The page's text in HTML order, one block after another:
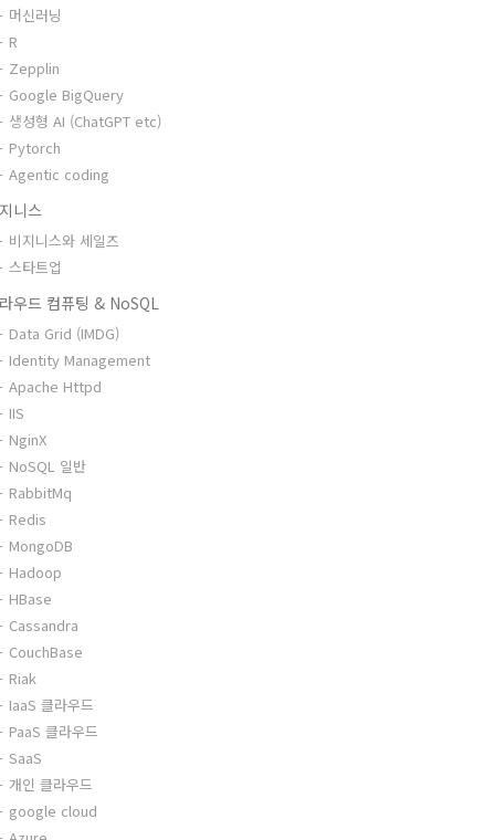
머신러닝
R
Zepplin
Google BigQuery
생성형 AI (ChatGPT etc)
Pytorch
Agentic coding
니스
비지니스와 세일즈
스타트업
우드 컴퓨팅 & NoSQL
Data Grid (IMDG)
Identity Management
Apache Httpd
IIS
NginX
NoSQL 일반
RabbitMq
Redis
MongoDB
Hadoop
HBase
Cassandra
CouchBase
Riak
IaaS 클라우드
PaaS 클라우드
SaaS
개인 클라우드
google cloud